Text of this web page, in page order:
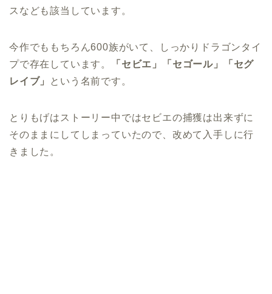
スなども該当しています。
今作でももちろん600族がいて、しっかりドラゴンタイ
プで存在しています。
「セビエ」「セゴール」「セグ
レイブ」
という名前です。
とりもげはストーリー中ではセビエの捕獲は出来ずに
そのままにしてしまっていたので、改めて入手しに行
きました。